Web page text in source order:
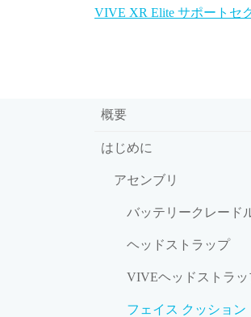
VIVE XR Elite サポートセ
概要
はじめに
アセンブリ
バッテリークレード
ヘッドストラップ
VIVEヘッドストラッ
フェイス クッション